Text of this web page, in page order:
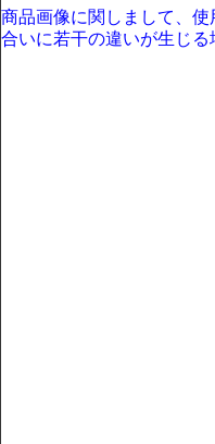
商品画像に関しまして、
合いに若干の違いが生じ